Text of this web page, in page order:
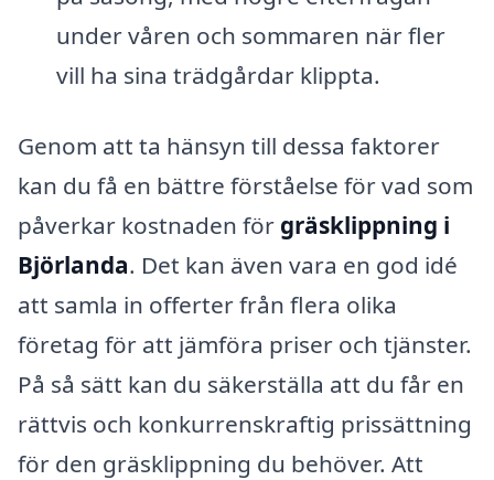
under våren och sommaren när fler
vill ha sina trädgårdar klippta.
Genom att ta hänsyn till dessa faktorer
kan du få en bättre förståelse för vad som
påverkar kostnaden för gräsklippning i
Björlanda. Det kan även vara en god idé
att samla in offerter från flera olika
företag för att jämföra priser och tjänster.
På så sätt kan du säkerställa att du får en
rättvis och konkurrenskraftig prissättning
för den gräsklippning du behöver. Att